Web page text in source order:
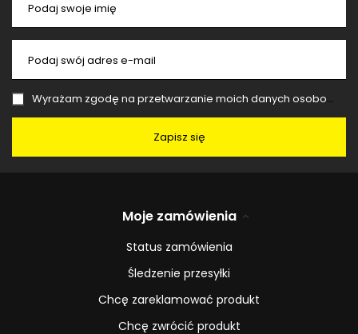
Podaj swoje imię
Podaj swój adres e-mail
Wyrażam zgodę na przetwarzanie moich danych osobowych (adres e-mail) na potrzeby wysyłki newslettera z informacją handlową (marketing). Więcej w
Zapisz się
Moje zamówienia
Status zamówienia
Śledzenie przesyłki
Chcę zareklamować produkt
Chcę zwrócić produkt